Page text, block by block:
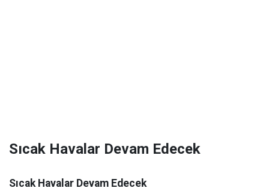
Sıcak Havalar Devam Edecek
Sıcak Havalar Devam Edecek